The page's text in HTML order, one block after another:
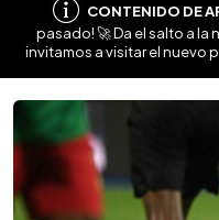
CONTENIDO DE
pasado! 🚀 Da el salto a la
invitamos a visitar el nuevo